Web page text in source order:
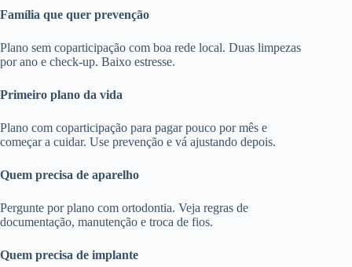
Família que quer prevenção
Plano sem coparticipação com boa rede local. Duas limpezas
por ano e check-up. Baixo estresse.
Primeiro plano da vida
Plano com coparticipação para pagar pouco por mês e
começar a cuidar. Use prevenção e vá ajustando depois.
Quem precisa de aparelho
Pergunte por plano com ortodontia. Veja regras de
documentação, manutenção e troca de fios.
Quem precisa de implante